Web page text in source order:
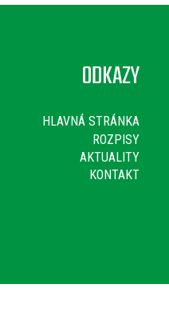
ODKAZY
HLAVNÁ STRÁNKA
ROZPISY
AKTUALITY
KONTAKT